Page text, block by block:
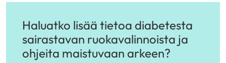
Haluatko lisää tietoa diabetesta
sairastavan ruokavalinnoista ja
ohjeita maistuvaan arkeen?